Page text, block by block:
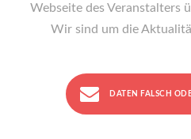
Webseite des Veranstalters
Wir sind um die
DATEN FALSCH